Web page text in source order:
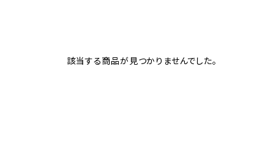
該当する商品が見つかりませんでした。